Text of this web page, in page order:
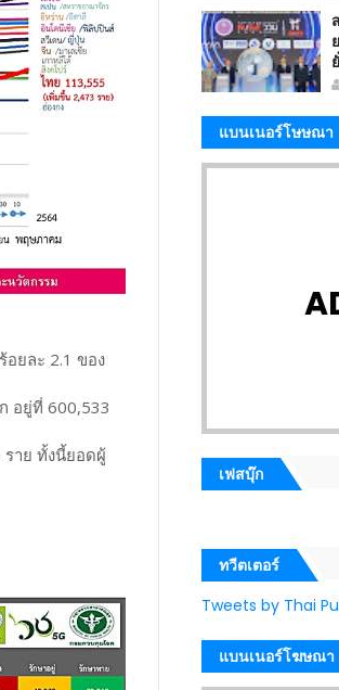
ยละ 2.1 ของ
อยู่ที่ 600,533
าย ทั้งนี้ยอดผู้
แบนเนอร์โษษณา
เฟสบุ๊ก
ทวีตเตอร์
Tweets by Thai
แบนเนอร์โฆษณา